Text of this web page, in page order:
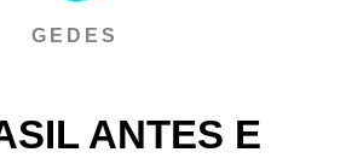
GEDES
ANTES E